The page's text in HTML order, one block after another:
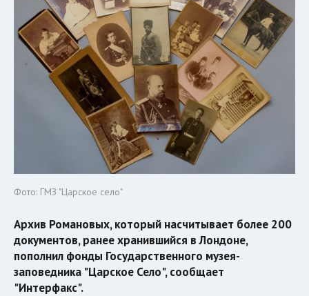
Фото: ГМЗ "Царское село"
Архив Романовых, который насчитывает более 200
документов, ранее хранившийся в Лондоне,
пополнил фонды Государственного музея-
заповедника "Царское Село", сообщает
"Интерфакс".